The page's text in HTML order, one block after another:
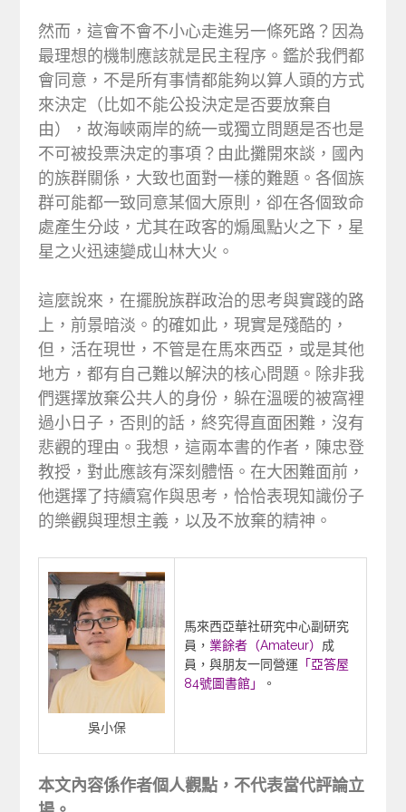
然而，這會不會不小心走進另一條死路？因為
最理想的機制應該就是民主程序。鑑於我們都
會同意，不是所有事情都能夠以算人頭的方式
來決定（比如不能公投決定是否要放棄自
由），故海峽兩岸的統一或獨立問題是否也是
不可被投票決定的事項？由此攤開來談，國內
的族群關係，大致也面對一樣的難題。各個族
群可能都一致同意某個大原則，卻在各個致命
處產生分歧，尤其在政客的煽風點火之下，星
星之火迅速變成山林大火。
這麼說來，在擺脫族群政治的思考與實踐的路
上，前景暗淡。的確如此，現實是殘酷的，
但，活在現世，不管是在馬來西亞，或是其他
地方，都有自己難以解決的核心問題。除非我
們選擇放棄公共人的身份，躲在溫暖的被窩裡
過小日子，否則的話，終究得直面困難，沒有
悲觀的理由。我想，這兩本書的作者，陳忠登
教授，對此應該有深刻體悟。在大困難面前，
他選擇了持續寫作與思考，恰恰表現知識份子
的樂觀與理想主義，以及不放棄的精神。
吳小保
馬來西亞華社研究中心副研究
員，業餘者（Amateur） 成
員，與朋友一同營運 「亞答屋
84號圖書館」
。
本文內容係作者個人觀點，不代表當代評論立